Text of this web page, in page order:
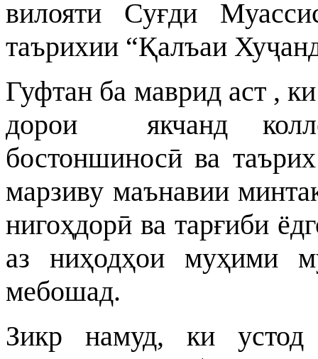
вилояти Суғди
таърихии “Қалъаи
Гуфтан ба маврид аст ,
дорои якчанд
бостоншиносӣ ва
марзиву маънавии
нигоҳдорӣ ва тарғиби
аз ниҳодҳои муҳими
мебошад.
Зикр намуд, ки